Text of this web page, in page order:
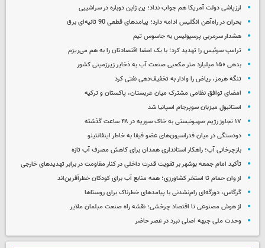
ارزپاشی دولت آمریکا هم جواب نداد؛ ین ژاپن دوباره در سراشیبی
بحران در راه‌آهن انگلیس ادامه دارد؛ پیامدهای قطعی 90 ثانیه‌ای برق
هشدار سرمربی پرسپولیس به جاسوس تیم
ترامپ سوئیس را تهدید کرد؛ با یک امضا اقتصادتان را به هم می‌ریزم
بدهی ۱۵۰ میلیارد متر مکعبی صنعت آب به ذخایر زیرزمینی کشور
تنگه هرمز، ریاض را وادار به تخفیف‌دهی نفتی کرد
امضای توافق نظامی مشترک میان عربستان، پاکستان و ترکیه
استانبول میزبان سوپرجام اسپانیا شد
۱۷ تجاوز رژیم صهیونیستی به خاک سوریه در ۴۸ ساعت گذشته
دودستگی در میان فدراسیون‌های عضو فیفا به خاطر اینفانتینو
بازچرخانی آب؛ راهکار استانداری همدان برای کاهش مصرف آب تازه
تأکید امام جمعه بوشهر بر تقویت قدرت داخلی در کنار مقاومت در برابر تهدیدهای خارجی
از وان حمام تا استخر کشاورزی؛ همه منابع آب برای کودکان خطرآفرین‌اند
گرگاس، دورگه‌ای رام‌نشدنی با پیامدهای خطرناک برای روستاها
از هوش مصنوعی تا اقتصاد چرخشی؛ نقشه راه صنعت مبلمان ملایر
وحدت ملی جبهه اصلی نبرد در عصر حاضر